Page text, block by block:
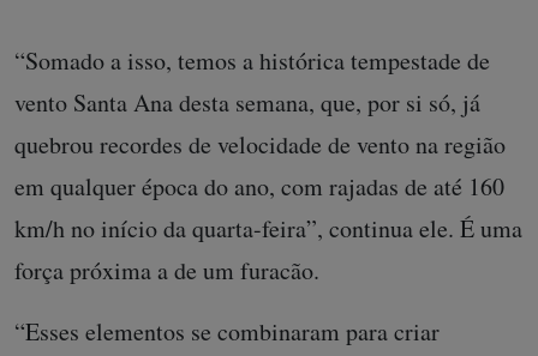
“Somado a isso, temos a histórica tempestade de
vento Santa Ana desta semana, que, por si só, já
quebrou recordes de velocidade de vento na região
em qualquer época do ano, com rajadas de até 160
km/h no início da quarta-feira”, continua ele. É uma
força próxima a de um furacão.
“Esses elementos se combinaram para criar